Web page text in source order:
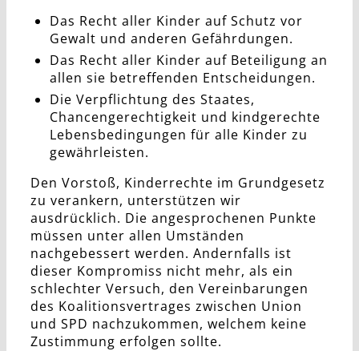
Das Recht aller Kinder auf Schutz vor
Gewalt und anderen Gefährdungen.
Das Recht aller Kinder auf Beteiligung an
allen sie betreffenden Entscheidungen.
Die Verpflichtung des Staates,
Chancengerechtigkeit und kindgerechte
Lebensbedingungen für alle Kinder zu
gewährleisten.
Den Vorstoß, Kinderrechte im Grundgesetz
zu verankern, unterstützen wir
ausdrücklich. Die angesprochenen Punkte
müssen unter allen Umständen
nachgebessert werden. Andernfalls ist
dieser Kompromiss nicht mehr, als ein
schlechter Versuch, den Vereinbarungen
des Koalitionsvertrages zwischen Union
und SPD nachzukommen, welchem keine
Zustimmung erfolgen sollte.